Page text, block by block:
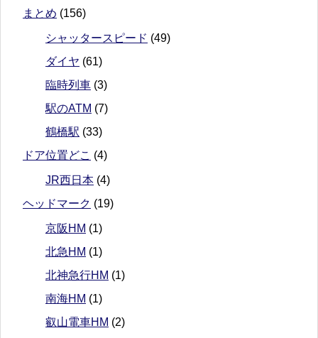
まとめ (156)
シャッタースピード (49)
ダイヤ (61)
臨時列車 (3)
駅のATM (7)
鶴橋駅 (33)
ドア位置どこ (4)
JR西日本 (4)
ヘッドマーク (19)
京阪HM (1)
北急HM (1)
北神急行HM (1)
南海HM (1)
叡山電車HM (2)